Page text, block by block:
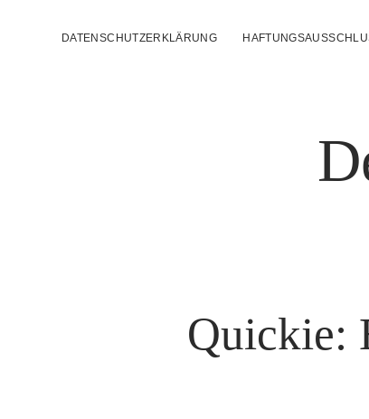
DATENSCHUTZERKLÄRUNG
Quickie: